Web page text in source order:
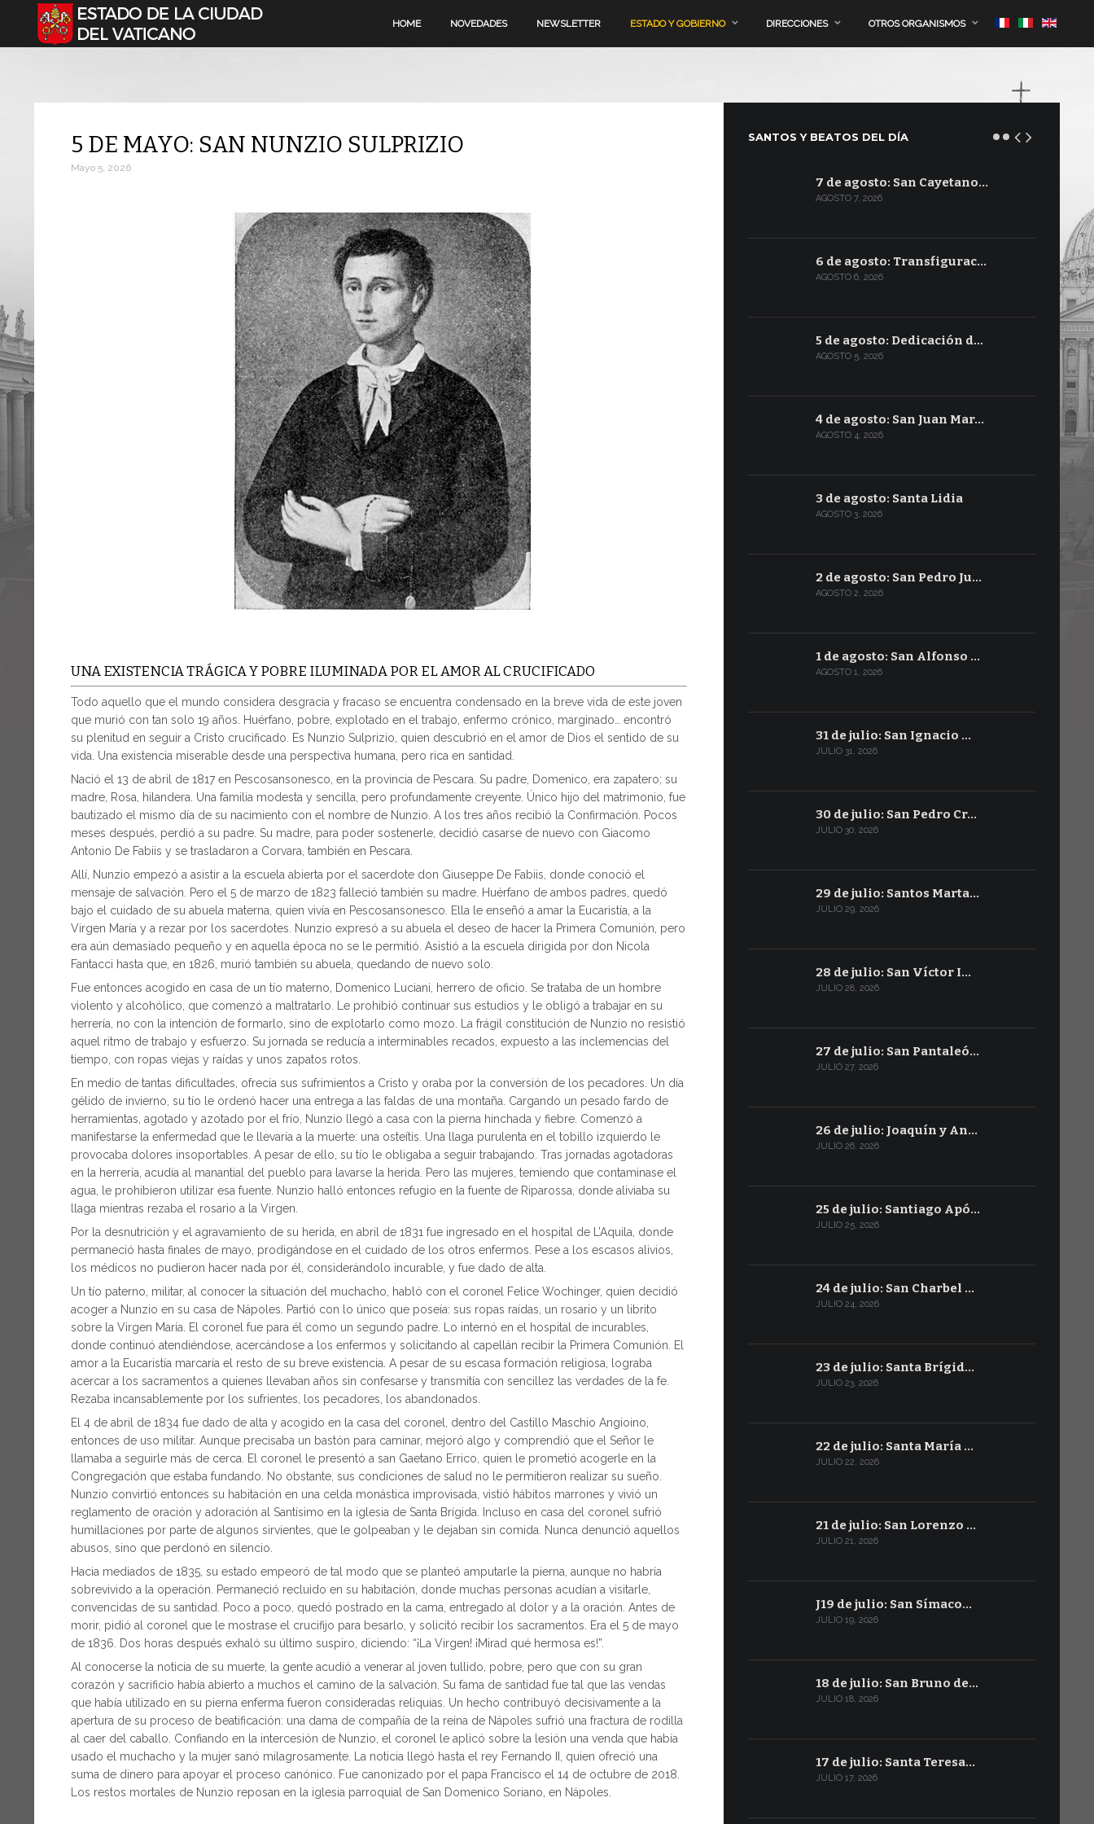
Seleccione su idioma HOME NOVEDADES NEWSLETTER ESTADO Y GOBIERNO DIRECCIONES OTROS ORGANISMOS
5 DE MAYO: SAN NUNZIO SULPRIZIO
Mayo 5, 2026
UNA EXISTENCIA TRÁGICA Y POBRE ILUMINADA POR EL AMOR AL CRUCIFICADO
Todo aquello que el mundo considera desgracia y fracaso se encuentra condensado en la breve vida de este joven
que murió con tan solo 19 años. Huérfano, pobre, explotado en el trabajo, enfermo crónico, marginado… encontró
su plenitud en seguir a Cristo crucificado. Es Nunzio Sulprizio, quien descubrió en el amor de Dios el sentido de su
vida. Una existencia miserable desde una perspectiva humana, pero rica en santidad.
Nació el 13 de abril de 1817 en Pescosansonesco, en la provincia de Pescara. Su padre, Domenico, era zapatero; su
madre, Rosa, hilandera. Una familia modesta y sencilla, pero profundamente creyente. Único hijo del matrimonio, fue
bautizado el mismo día de su nacimiento con el nombre de Nunzio. A los tres años recibió la Confirmación. Pocos
meses después, perdió a su padre. Su madre, para poder sostenerle, decidió casarse de nuevo con Giacomo
Antonio De Fabiis y se trasladaron a Corvara, también en Pescara.
Allí, Nunzio empezó a asistir a la escuela abierta por el sacerdote don Giuseppe De Fabiis, donde conoció el
mensaje de salvación. Pero el 5 de marzo de 1823 falleció también su madre. Huérfano de ambos padres, quedó
bajo el cuidado de su abuela materna, quien vivía en Pescosansonesco. Ella le enseñó a amar la Eucaristía, a la
Virgen María y a rezar por los sacerdotes. Nunzio expresó a su abuela el deseo de hacer la Primera Comunión, pero
era aún demasiado pequeño y en aquella época no se le permitió. Asistió a la escuela dirigida por don Nicola
Fantacci hasta que, en 1826, murió también su abuela, quedando de nuevo solo.
Fue entonces acogido en casa de un tío materno, Domenico Luciani, herrero de oficio. Se trataba de un hombre
violento y alcohólico, que comenzó a maltratarlo. Le prohibió continuar sus estudios y le obligó a trabajar en su
herrería, no con la intención de formarlo, sino de explotarlo como mozo. La frágil constitución de Nunzio no resistió
aquel ritmo de trabajo y esfuerzo. Su jornada se reducía a interminables recados, expuesto a las inclemencias del
tiempo, con ropas viejas y raídas y unos zapatos rotos.
En medio de tantas dificultades, ofrecía sus sufrimientos a Cristo y oraba por la conversión de los pecadores. Un día
gélido de invierno, su tío le ordenó hacer una entrega a las faldas de una montaña. Cargando un pesado fardo de
herramientas, agotado y azotado por el frío, Nunzio llegó a casa con la pierna hinchada y fiebre. Comenzó a
manifestarse la enfermedad que le llevaría a la muerte: una osteítis. Una llaga purulenta en el tobillo izquierdo le
provocaba dolores insoportables. A pesar de ello, su tío le obligaba a seguir trabajando. Tras jornadas agotadoras
en la herrería, acudía al manantial del pueblo para lavarse la herida. Pero las mujeres, temiendo que contaminase el
agua, le prohibieron utilizar esa fuente. Nunzio halló entonces refugio en la fuente de Riparossa, donde aliviaba su
llaga mientras rezaba el rosario a la Virgen.
Por la desnutrición y el agravamiento de su herida, en abril de 1831 fue ingresado en el hospital de L’Aquila, donde
permaneció hasta finales de mayo, prodigándose en el cuidado de los otros enfermos. Pese a los escasos alivios,
los médicos no pudieron hacer nada por él, considerándolo incurable, y fue dado de alta.
Un tío paterno, militar, al conocer la situación del muchacho, habló con el coronel Felice Wochinger, quien decidió
acoger a Nunzio en su casa de Nápoles. Partió con lo único que poseía: sus ropas raídas, un rosario y un librito
sobre la Virgen María. El coronel fue para él como un segundo padre. Lo internó en el hospital de incurables,
donde continuó atendiéndose, acercándose a los enfermos y solicitando al capellán recibir la Primera Comunión. El
amor a la Eucaristía marcaría el resto de su breve existencia. A pesar de su escasa formación religiosa, lograba
acercar a los sacramentos a quienes llevaban años sin confesarse y transmitía con sencillez las verdades de la fe.
Rezaba incansablemente por los sufrientes, los pecadores, los abandonados.
El 4 de abril de 1834 fue dado de alta y acogido en la casa del coronel, dentro del Castillo Maschio Angioino,
entonces de uso militar. Aunque precisaba un bastón para caminar, mejoró algo y comprendió que el Señor le
llamaba a seguirle más de cerca. El coronel le presentó a san Gaetano Errico, quien le prometió acogerle en la
Congregación que estaba fundando. No obstante, sus condiciones de salud no le permitieron realizar su sueño.
Nunzio convirtió entonces su habitación en una celda monástica improvisada, vistió hábitos marrones y vivió un
reglamento de oración y adoración al Santísimo en la iglesia de Santa Brígida. Incluso en casa del coronel sufrió
humillaciones por parte de algunos sirvientes, que le golpeaban y le dejaban sin comida. Nunca denunció aquellos
abusos, sino que perdonó en silencio.
Hacia mediados de 1835, su estado empeoró de tal modo que se planteó amputarle la pierna, aunque no habría
sobrevivido a la operación. Permaneció recluido en su habitación, donde muchas personas acudían a visitarle,
convencidas de su santidad. Poco a poco, quedó postrado en la cama, entregado al dolor y a la oración. Antes de
morir, pidió al coronel que le mostrase el crucifijo para besarlo, y solicitó recibir los sacramentos. Era el 5 de mayo
de 1836. Dos horas después exhaló su último suspiro, diciendo: “¡La Virgen! ¡Mirad qué hermosa es!”.
Al conocerse la noticia de su muerte, la gente acudió a venerar al joven tullido, pobre, pero que con su gran
corazón y sacrificio había abierto a muchos el camino de la salvación. Su fama de santidad fue tal que las vendas
que había utilizado en su pierna enferma fueron consideradas reliquias. Un hecho contribuyó decisivamente a la
apertura de su proceso de beatificación: una dama de compañía de la reina de Nápoles sufrió una fractura de rodilla
al caer del caballo. Confiando en la intercesión de Nunzio, el coronel le aplicó sobre la lesión una venda que había
usado el muchacho y la mujer sanó milagrosamente. La noticia llegó hasta el rey Fernando II, quien ofreció una
suma de dinero para apoyar el proceso canónico. Fue canonizado por el papa Francisco el 14 de octubre de 2018.
Los restos mortales de Nunzio reposan en la iglesia parroquial de San Domenico Soriano, en Nápoles.
SANTOS Y BEATOS DEL DÍA
7 de agosto: San Cayetano…
AGOSTO 7, 2026
6 de agosto: Transfigurac…
AGOSTO 6, 2026
5 de agosto: Dedicación d…
AGOSTO 5, 2026
4 de agosto: San Juan Mar…
AGOSTO 4, 2026
3 de agosto: Santa Lidia
AGOSTO 3, 2026
2 de agosto: San Pedro Ju…
AGOSTO 2, 2026
1 de agosto: San Alfonso …
AGOSTO 1, 2026
31 de julio: San Ignacio …
JULIO 31, 2026
30 de julio: San Pedro Cr…
JULIO 30, 2026
29 de julio: Santos Marta…
JULIO 29, 2026
28 de julio: San Víctor I…
JULIO 28, 2026
27 de julio: San Pantaleó…
JULIO 27, 2026
26 de julio: Joaquín y An…
JULIO 26, 2026
25 de julio: Santiago Apó…
JULIO 25, 2026
24 de julio: San Charbel …
JULIO 24, 2026
23 de julio: Santa Brígid…
JULIO 23, 2026
22 de julio: Santa María …
JULIO 22, 2026
21 de julio: San Lorenzo …
JULIO 21, 2026
J19 de julio: San Símaco…
JULIO 19, 2026
18 de julio: San Bruno de…
JULIO 18, 2026
17 de julio: Santa Teresa…
JULIO 17, 2026